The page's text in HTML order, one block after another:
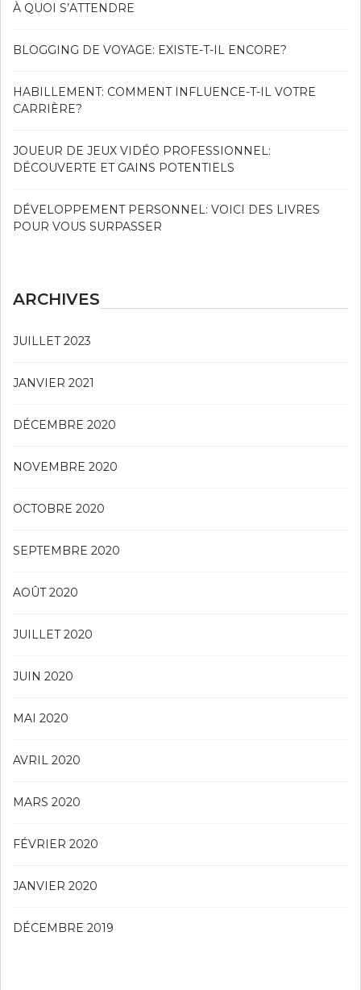
À QUOI S’ATTENDRE
BLOGGING DE VOYAGE: EXISTE-T-IL ENCORE?
HABILLEMENT: COMMENT INFLUENCE-T-IL VOTRE
CARRIÈRE?
JOUEUR DE JEUX VIDÉO PROFESSIONNEL:
DÉCOUVERTE ET GAINS POTENTIELS
DÉVELOPPEMENT PERSONNEL: VOICI DES LIVRES
POUR VOUS SURPASSER
ARCHIVES
JUILLET 2023
JANVIER 2021
DÉCEMBRE 2020
NOVEMBRE 2020
OCTOBRE 2020
SEPTEMBRE 2020
AOÛT 2020
JUILLET 2020
JUIN 2020
MAI 2020
AVRIL 2020
MARS 2020
FÉVRIER 2020
JANVIER 2020
DÉCEMBRE 2019